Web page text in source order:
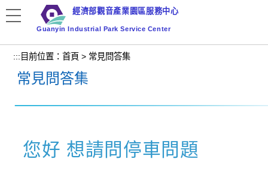
要
容
塊
經濟部觀音產業園區服務中心
Guanyin Industrial Park Service Center
::: 目前位置：首頁 > 常見問答集
常見問答集
您好 想請問停車問題